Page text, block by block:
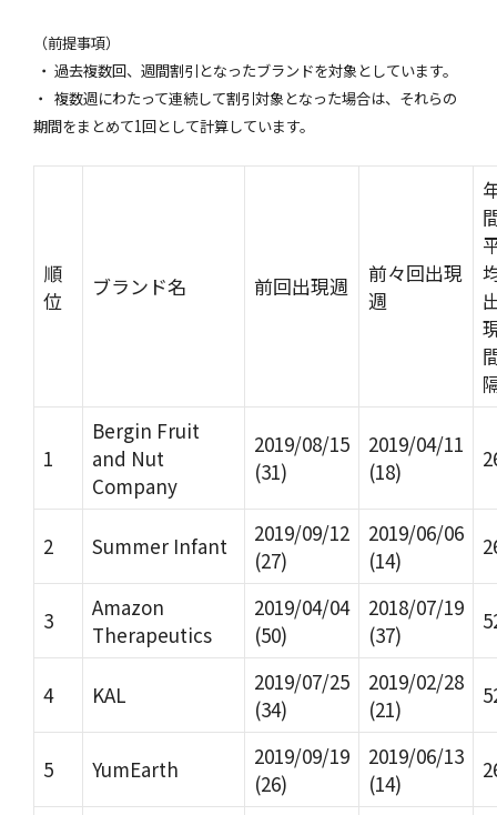
（前提事項）
・ 過去複数回、週間割引となったブランドを対象としています。
・ 複数週にわたって連続して割引対象となった場合は、それらの
期間をまとめて1回として計算しています。
順
位
ブランド名 前回出現週
前々回出現
週
1
Bergin Fruit
and Nut
Company
2019/08/15
(31)
2019/04/11
(18)
2 Summer Infant
2019/09/12
(27)
2019/06/06
(14)
3
Amazon
Therapeutics
2019/04/04
(50)
2018/07/19
(37)
4 KAL
2019/07/25
(34)
2019/02/28
(21)
5 YumEarth
2019/09/19
(26)
2019/06/13
(14)